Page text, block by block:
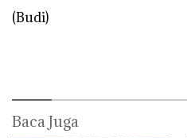
(Budi)
Baca Juga